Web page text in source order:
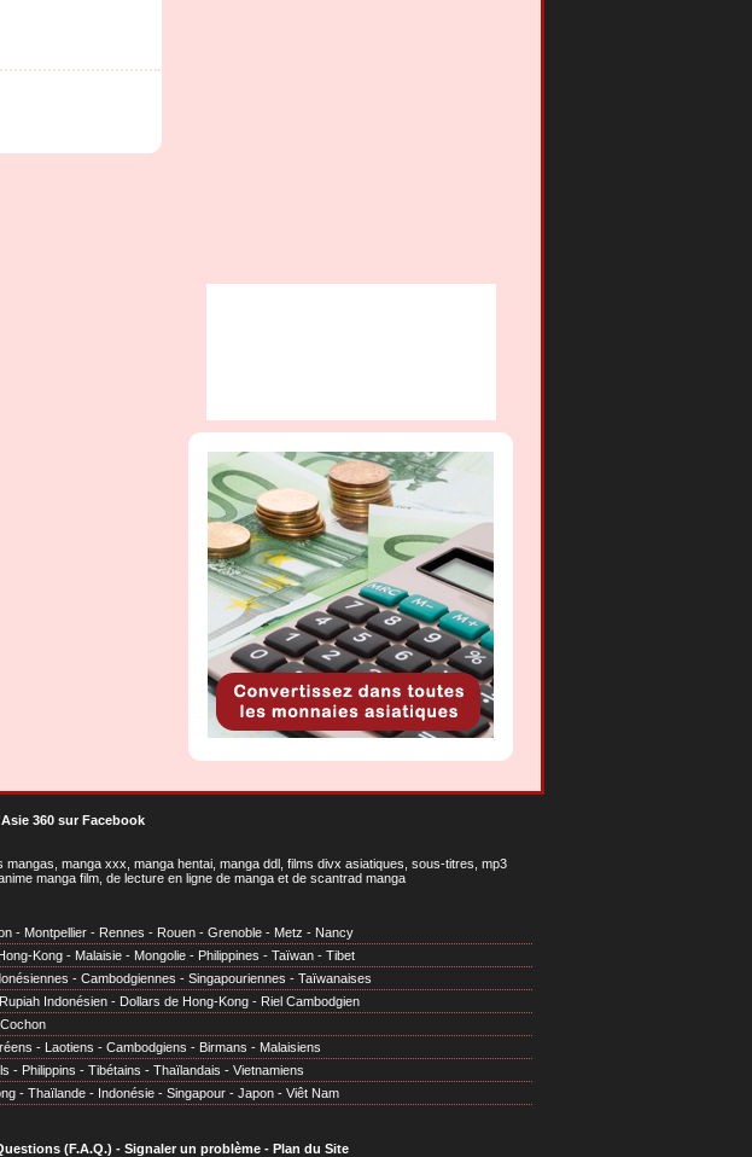
360 sur Facebook
mangas, manga xxx, manga hentai, manga ddl, films divx asiatiques, sous-titres, mp3
manga film, de lecture en ligne de manga et de scantrad manga
- Montpellier - Rennes - Rouen - Grenoble - Metz - Nancy
Kong - Malaisie - Mongolie - Philippines - Taïwan - Tibet
- Cambodgiennes - Singapouriennes - Taïwanaises
Rupiah Indonésien - Dollars de Hong-Kong - Riel Cambodgien
Cochon
- Laotiens - Cambodgiens - Birmans - Malaisiens
- Philippins - Tibétains - Thaïlandais - Vietnamiens
- Thaïlande - Indonésie - Singapour - Japon - Viêt Nam
(F.A.Q.) - Signaler un problème- Plan du Site